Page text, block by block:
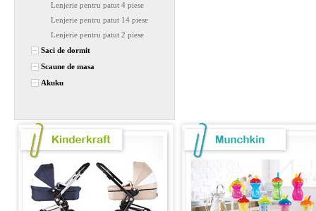
Lenjerie pentru patut 4 piese
Lenjerie pentru patut 14 piese
Lenjerie pentru patut 2 piese
Saci de dormit
Scaune de masa
Akuku